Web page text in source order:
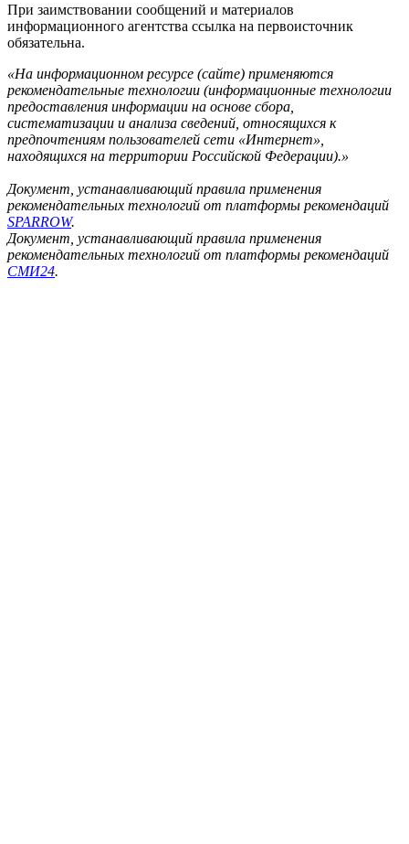
При заимствовании сообщений и материалов
информационного агентства ссылка на первоисточник
обязательна.
«На информационном ресурсе (сайте) применяются
рекомендательные технологии (информационные технологии
предоставления информации на основе сбора,
систематизации и анализа сведений, относящихся к
предпочтениям пользователей сети «Интернет»,
находящихся на территории Российской Федерации).»
Документ, устанавливающий правила применения
рекомендательных технологий от платформы рекомендаций
SPARROW.
Документ, устанавливающий правила применения
рекомендательных технологий от платформы рекомендаций
СМИ24.